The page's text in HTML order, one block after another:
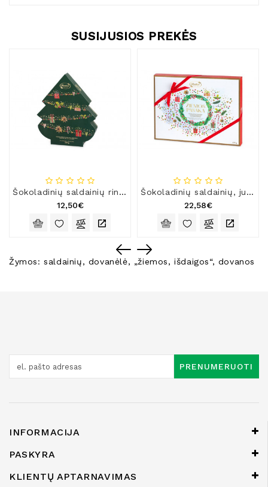
SUSIJUSIOS PREKĖS
Šokoladinių saldainių rinkinys „Eglutė“
12,50€
Šokoladinių saldainių, juodojo šokolado ir dražė kolekcija „Žiemos pasaka“
22,58€
Žymos:saldainių, dovanėlė, „žiemos,išdaigos“, dovanos
PRENUMERUOTI
INFORMACIJA
PASKYRA
KLIENTŲ APTARNAVIMAS